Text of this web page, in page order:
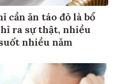
cần ăn táo đỏ là bổ
ra sự thật, nhiều
nhiều năm